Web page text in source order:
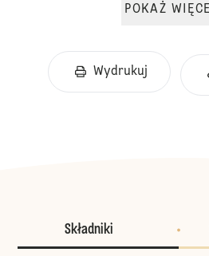
Wydrukuj
Składniki